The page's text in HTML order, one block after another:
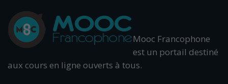
Mooc Francophone
est un portail destiné
aux cours en ligne ouverts à tous.